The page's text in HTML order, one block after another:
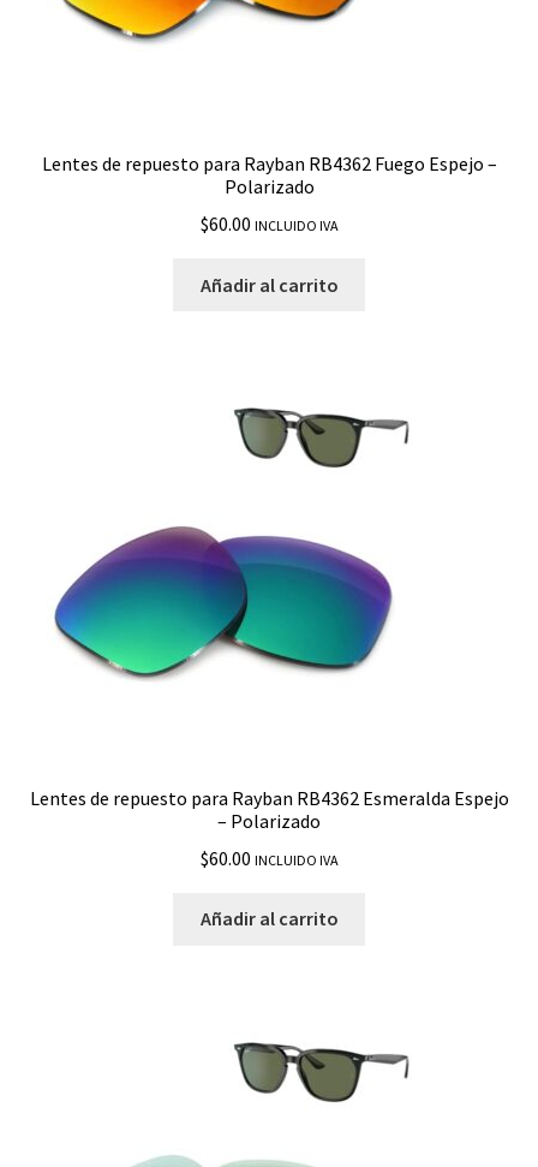
Lentes de repuesto para Rayban RB4362 Fuego Espejo –
Polarizado
$60.00 INCLUIDO IVA
Añadir al carrito
Lentes de repuesto para Rayban RB4362 Esmeralda Espejo
– Polarizado
$60.00 INCLUIDO IVA
Añadir al carrito